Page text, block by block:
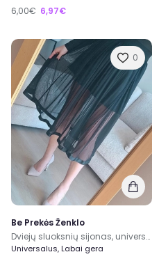
6,00€ 6,97€
0
Be Prekės Ženklo
Dviejų sluoksnių sijonas, universalus dydis
Universalus, Labai gera